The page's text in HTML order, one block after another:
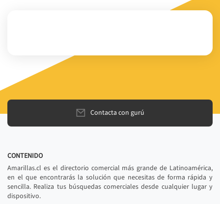
Contacta con gurú
CONTENIDO
Amarillas.cl es el directorio comercial más grande de Latinoamérica,
en el que encontrarás la solución que necesitas de forma rápida y
sencilla. Realiza tus búsquedas comerciales desde cualquier lugar y
dispositivo.